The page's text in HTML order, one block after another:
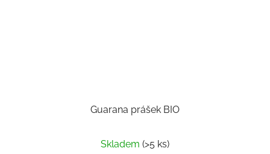
Guarana prášek BIO
Skladem (>5 ks)